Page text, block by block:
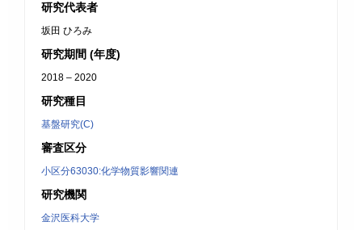
研究代表者
坂田 ひろみ
研究期間 (年度)
2018 – 2020
研究種目
基盤研究(C)
審査区分
小区分63030:化学物質影響関連
研究機関
金沢医科大学